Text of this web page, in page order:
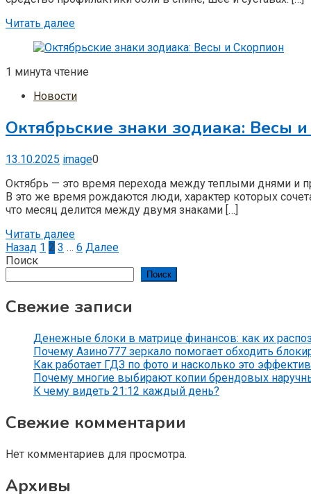
Читать далее
1 минута чтение
Новости
Октябрьские знаки зодиака: Весы
13.10.2025 image0
Октябрь — это время перехода между теплыми днями и
В это же время рождаются люди, характер которых
что месяц делится между двумя знаками […]
Читать далее
Пагинация
записей
Назад 1 2 3 … 6 Далее
Поиск
Поиск
Свежие записи
Денежные блоки в матрице финансов: как их
Почему Азино777 зеркало помогает обходить
Как работает ГДЗ по фото и насколько это
Почему многие выбирают копии брендовых
К чему видеть 21:12 каждый день?
Свежие комментарии
Нет комментариев для просмотра.
Архивы